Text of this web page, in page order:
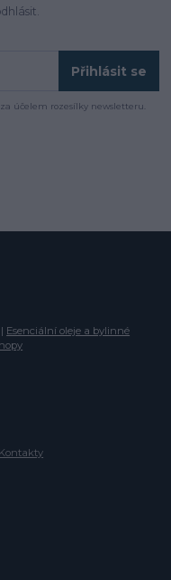
Přihlásit se
za účelem rozesílky newsletteru.
| Esenciální oleje a bylinné
Kontakty